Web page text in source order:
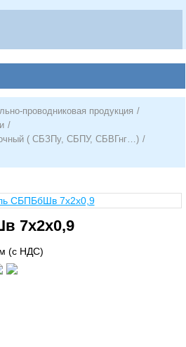
проводниковая продукция /
/
( СБЗПу, СБПУ, СБВГнг…) /
7х2х0,9
(с НДС)